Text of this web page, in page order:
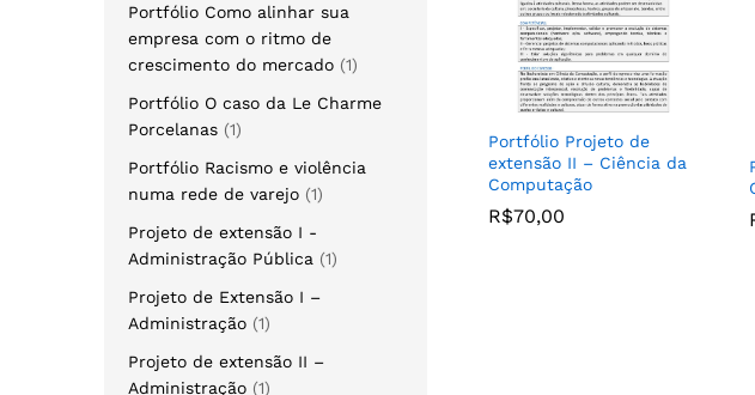
Portfólio Projeto de
extensão II – Ciência da
Computação
R$70,00
R$70,00
Portfólio Como alinhar sua
empresa com o ritmo de
crescimento do mercado
1
Portfólio O caso da Le Charme
Porcelanas
1
Portfólio Racismo e violência
numa rede de varejo
1
Projeto de extensão I -
Administração Pública
1
Projeto de Extensão I –
Administração
1
Projeto de extensão II –
Administração
1